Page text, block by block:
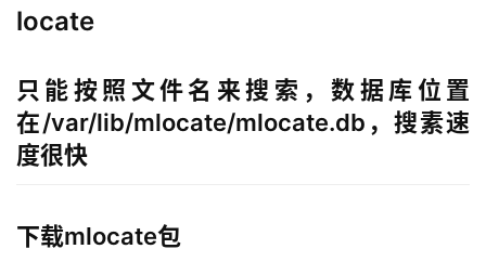
locate
只能按照文件名来搜索，数据库位置
在/var/lib/mlocate/mlocate.db，搜素速
度很快
下载mlocate包